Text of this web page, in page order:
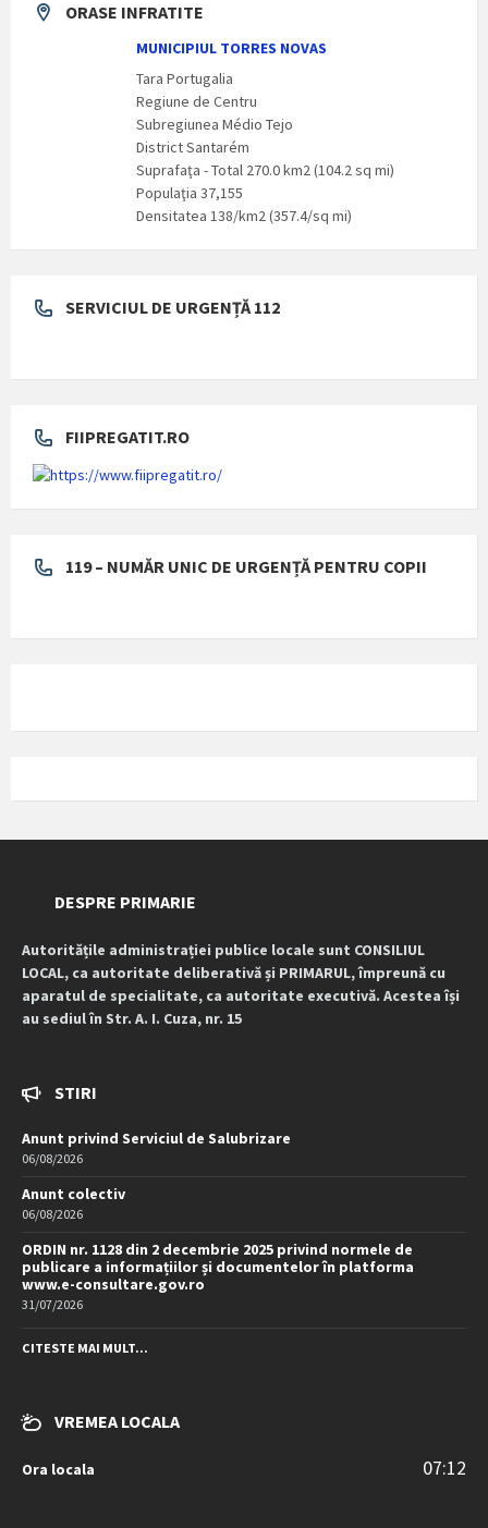
ORASE INFRATITE
MUNICIPIUL TORRES NOVAS
Tara Portugalia
Regiune de Centru
Subregiunea Médio Tejo
District Santarém
Suprafaţa - Total 270.0 km2 (104.2 sq mi)
Populaţia 37,155
Densitatea 138/km2 (357.4/sq mi)
SERVICIUL DE URGENȚĂ 112
FIIPREGATIT.RO
119 – NUMĂR UNIC DE URGENȚĂ PENTRU COPII
DESPRE PRIMARIE
Autoritățile administrației publice locale sunt CONSILIUL
LOCAL, ca autoritate deliberativă și PRIMARUL, împreună cu
aparatul de specialitate, ca autoritate executivă. Acestea își
au sediul în Str. A. I. Cuza, nr. 15
STIRI
Anunt privind Serviciul de Salubrizare
06/08/2026
Anunt colectiv
06/08/2026
ORDIN nr. 1128 din 2 decembrie 2025 privind normele de
publicare a informațiilor și documentelor în platforma
www.e-consultare.gov.ro
31/07/2026
CITESTE MAI MULT...
VREMEA LOCALA
Ora locala 07:12